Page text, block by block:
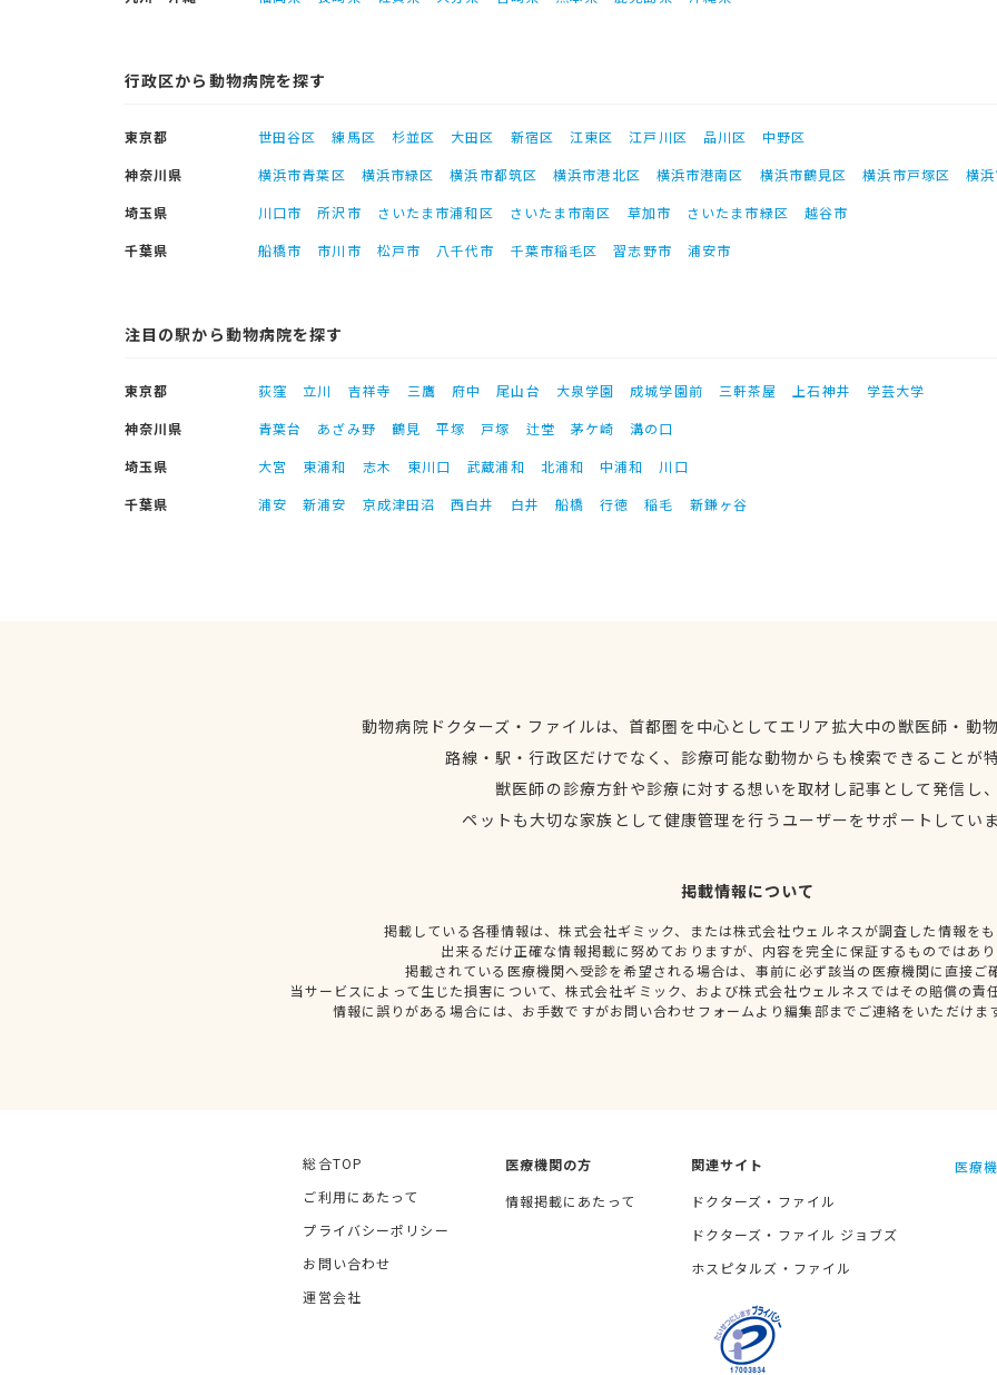
行政区から動物病院を探す
東京都 世田谷区 練馬区 杉並区 大田区 新宿区 江東区 江戸川区 品川区
中野区
神奈川県
横浜市青葉区 横浜市緑区 横浜市都筑区 横浜市港北区 横浜市港南区 横浜市鶴見区 横浜市戸塚区
横
埼玉県
川口市 所沢市 さいたま市浦和区 さいたま市南区 草加市 さいたま市緑区
越谷市
千葉県
船橋市 市川市 松戸市 八千代市 千葉市稲毛区 習志野市 浦安市
注目の駅から動物病院を探す
東京都 荻窪 立川 吉祥寺 三鷹 府中 尾山台 大泉学園 成城学園前 三軒茶屋 上石神井
学芸大学
神奈川県
青葉台 あざみ野 鶴見 平塚 戸塚 辻堂 茅ケ崎
溝の口
埼玉県
大宮 東浦和 志木 東川口 武蔵浦和 北浦和 中浦和
川口
千葉県
浦安 新浦安 京成津田沼 西白井 白井 船橋 行徳 稲毛 新鎌ヶ谷
動物病院ドクターズ・ファイルは、首都圏を中心としてエリア拡大中の獣医師・動
路線・駅・行政区だけでなく、診療可能な動物からも検索できることが
獣医師の診療方針や診療に対する想いを取材し記事として発信し
ペットも大切な家族として健康管理を行うユーザーをサポートしてい
掲載情報について
掲載している各種情報は、株式会社ギミック、または株式会社ウェルネスが調査した情報を
出来るだけ正確な情報掲載に努めておりますが、内容を完全に保証するものではあ
掲載されている医療機関へ受診を希望される場合は、事前に必ず該当の医療機関に直接ご
当サービスによって生じた損害について、株式会社ギミック、および株式会社ウェルネスではその賠償の責
情報に誤りがある場合には、お手数ですがお問い合わせフォームより編集部までご連絡をいただけま
総合TOP
ご利用にあたって
プライバシーポリシー
お問い合わせ
運営会社
医療機関の方
情報掲載にあたって
関連サイト
ドクターズ・ファイル
ドクターズ・ファイル ジョブズ
ホスピタルズ・ファイル
医療